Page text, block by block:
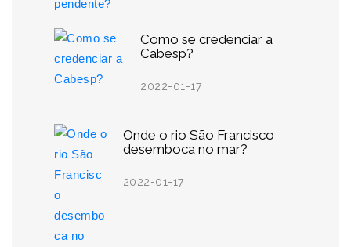
Como se credenciar a
Cabesp?
2022-01-17
Onde o rio São Francisco
desemboca no mar?
2022-01-17